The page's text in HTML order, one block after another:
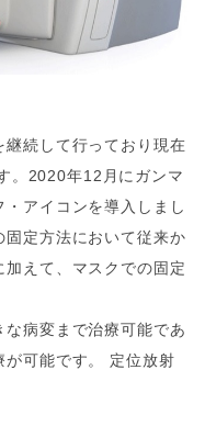
継続して行っており現在
。2020年12月にガンマ
アイコンを導入しまし
固定方法において従来か
えて、マスクでの固定
病変まで治療可能であ
が可能です。 定位放射